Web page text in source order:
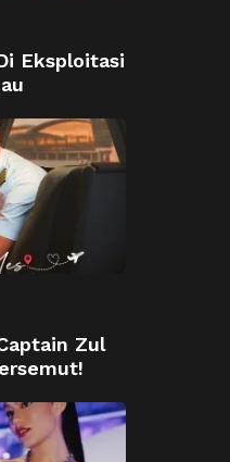
Eksploitasi
Zul